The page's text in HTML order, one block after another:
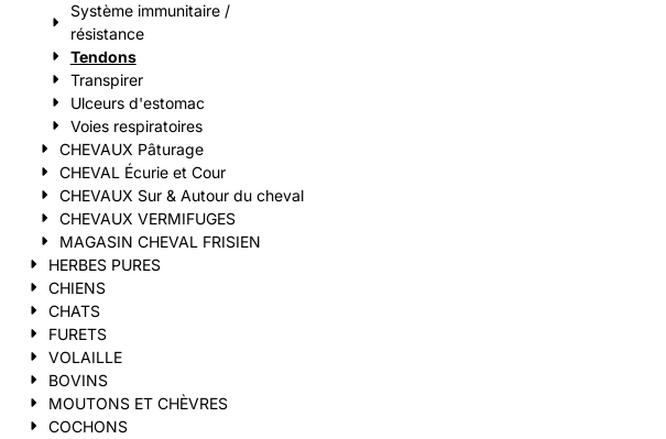
Système immunitaire /
résistance
Tendons
Transpirer
Ulceurs d'estomac
Voies respiratoires
CHEVAUX Pâturage
CHEVAL Écurie et Cour
CHEVAUX Sur & Autour du cheval
CHEVAUX VERMIFUGES
MAGASIN CHEVAL FRISIEN
HERBES PURES
CHIENS
CHATS
FURETS
VOLAILLE
BOVINS
MOUTONS ET CHÈVRES
COCHONS